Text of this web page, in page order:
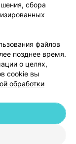
Республика Беларусь,
сбора
файлов
позднее время.
о целях,
cookie вы
обработки